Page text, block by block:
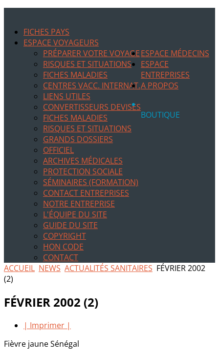
FICHES PAYS
ESPACE VOYAGEURS
PRÉPARER VOTRE VOYAGE
RISQUES ET SITUATIONS
FICHES MALADIES
CENTRES VACC. INTERNAT.
LIENS UTILES
CONVERTISSEURS DEVISES
ESPACE MÉDECINS
FICHES MALADIES
RISQUES ET SITUATIONS
GRANDS DOSSIERS
OFFICIEL
ARCHIVES MÉDICALES
ESPACE
ENTREPRISES
PROTECTION SOCIALE
SÉMINAIRES (FORMATION)
CONTACT ENTREPRISES
A PROPOS
NOTRE ENTREPRISE
L'ÉQUIPE DU SITE
GUIDE DU SITE
COPYRIGHT
HON CODE
CONTACT
BOUTIQUE
ACCUEIL NEWS ACTUALITÉS SANITAIRES FÉVRIER 2002
(2)
FÉVRIER 2002 (2)
| Imprimer |
Fièvre jaune Sénégal